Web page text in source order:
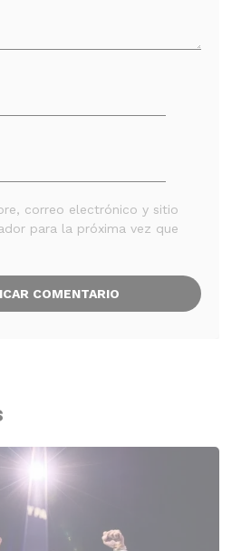
correo electrónico y sitio
para la próxima vez que